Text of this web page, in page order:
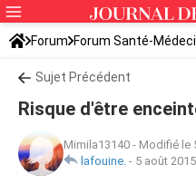
Forum Forum Santé-
Tomber enceinte
Sujet Précédent
Risque d'être
Mimila13140 - Modifié le
lafouine. - 5 août